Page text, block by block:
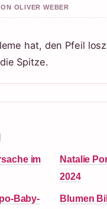
OLIVER WEBER
hat, den Pfeil
Spitze.
im
Natalie
2024
Baby-
Blumen